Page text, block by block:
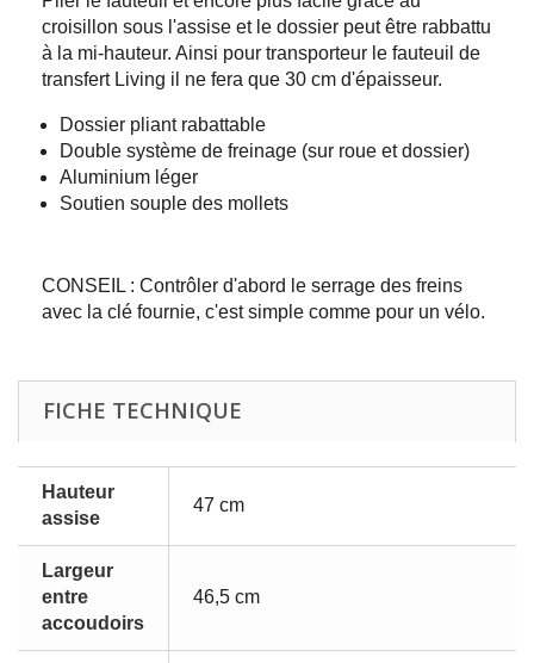
croisillon sous l'assise et le dossier peut être rabbattu
à la mi-hauteur. Ainsi pour transporteur le fauteuil de
transfert Living il ne fera que 30 cm d'épaisseur.
Dossier pliant rabattable
Double système de freinage (sur roue et dossier)
Aluminium léger
Soutien souple des mollets
CONSEIL : Contrôler d'abord le serrage des freins
avec la clé fournie, c'est simple comme pour un vélo.
FICHE TECHNIQUE
Hauteur
assise
47 cm
Largeur
entre
accoudoirs
46,5 cm